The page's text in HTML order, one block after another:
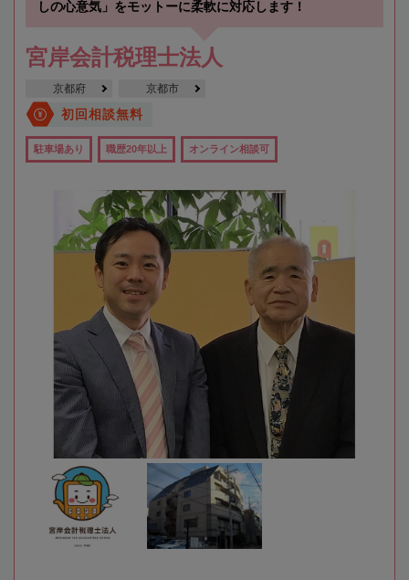
しの心意気」をモットーに柔軟に対応します！
宮岸会計税理士法人
京都府 京都市
初回相談無料
駐車場あり 職歴20年以上 オンライン相談可